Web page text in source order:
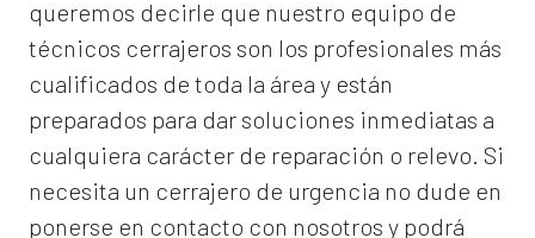
queremos decirle que nuestro equipo de
técnicos cerrajeros son los profesionales más
cualificados de toda la área y están
preparados para dar soluciones inmediatas a
cualquiera carácter de reparación o relevo. Si
necesita un cerrajero de urgencia no dude en
ponerse en contacto con nosotros y podrá